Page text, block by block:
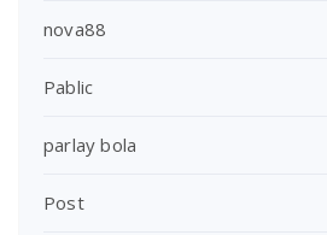
nova88
Pablic
parlay bola
Post